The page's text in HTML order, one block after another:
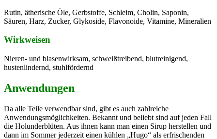
Rutin, ätherische Öle, Gerbstoffe, Schleim, Cholin, Saponin,
Säuren, Harz, Zucker, Glykoside, Flavonoide, Vitamine, Mineralien
Wirkweisen
Nieren- und blasenwirksam, schweißtreibend, blutreinigend,
hustenlindernd, stuhlfördernd
Anwendungen
Da alle Teile verwendbar sind, gibt es auch zahlreiche
Anwendungsmöglichkeiten. Bekannt und beliebt sind auf jeden Fall
die Holunderblüten. Aus ihnen kann man einen Sirup herstellen und
dann im Sommer jederzeit einen kühlen „Hugo“ als erfrischenden